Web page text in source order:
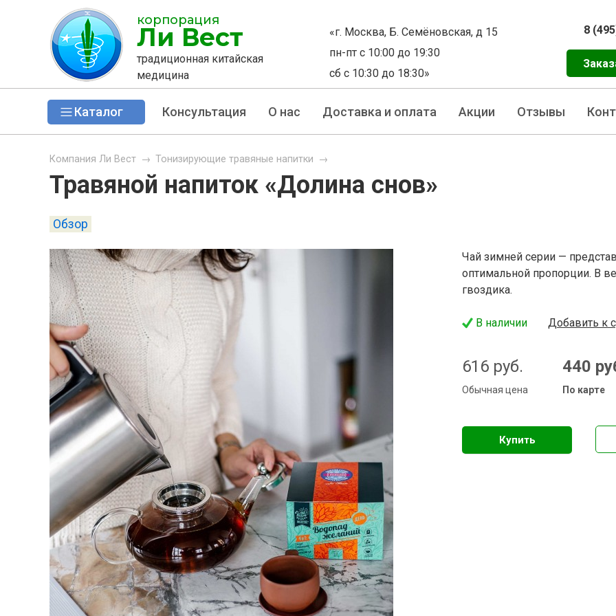
корпорация
Ли Вест
традиционная китайская
медицина
«г. Москва, Б. Семёновская, д 15
пн-пт с 10:00 до 19:30
сб с 10:30 до 18:30»
8
Каталог Консультация О нас Доставка и оплата Акции Отзывы
Компания Ли Вест → Тонизирующие травяные напитки →
Травяной напиток «Долина снов»
Обзор
Чай зимней серии —
оптимальной пропорции. В
гвоздика.
В наличии Добавить к
616 руб.
Обычная цена
440
По карте